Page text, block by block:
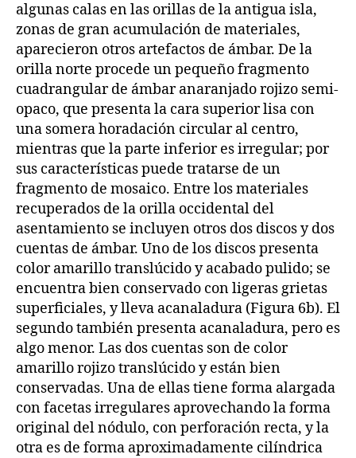
algunas calas en las orillas de la antigua isla,
zonas de gran acumulación de materiales,
aparecieron otros artefactos de ámbar. De la
orilla norte procede un pequeño fragmento
cuadrangular de ámbar anaranjado rojizo semi-
opaco, que presenta la cara superior lisa con
una somera horadación circular al centro,
mientras que la parte inferior es irregular; por
sus características puede tratarse de un
fragmento de mosaico. Entre los materiales
recuperados de la orilla occidental del
asentamiento se incluyen otros dos discos y dos
cuentas de ámbar. Uno de los discos presenta
color amarillo translúcido y acabado pulido; se
encuentra bien conservado con ligeras grietas
superficiales, y lleva acanaladura (Figura 6b). El
segundo también presenta acanaladura, pero es
algo menor. Las dos cuentas son de color
amarillo rojizo translúcido y están bien
conservadas. Una de ellas tiene forma alargada
con facetas irregulares aprovechando la forma
original del nódulo, con perforación recta, y la
otra es de forma aproximadamente cilíndrica